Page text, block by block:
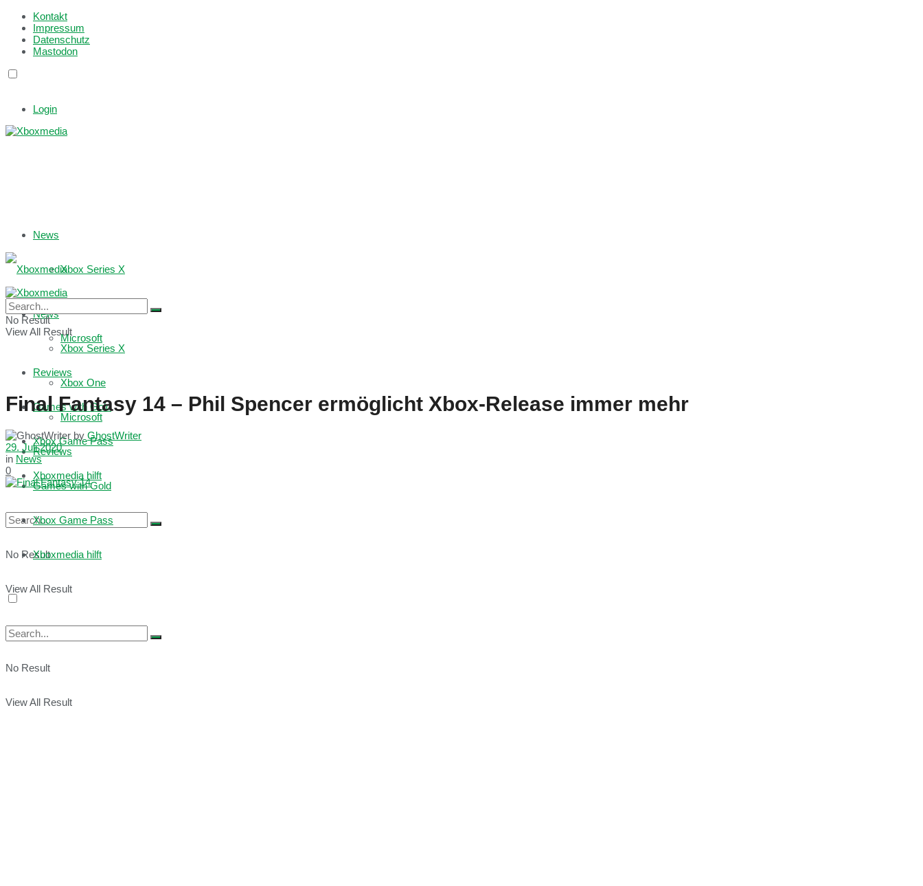
Kontakt
Impressum
Datenschutz
Mastodon
Login
News
Xbox Series X
Microsoft
Reviews
Games with Gold
Xbox Game Pass
Xboxmedia hilft
No Result
View All Result
News
Xbox Series X
Xbox One
Microsoft
Reviews
Games with Gold
Xbox Game Pass
Xboxmedia hilft
No Result
View All Result
No Result
View All Result
Final Fantasy 14 – Phil Spencer ermöglicht Xbox-Release immer mehr
by GhostWriter
29. Juli 2020
in News
0